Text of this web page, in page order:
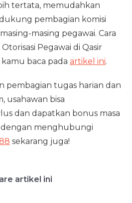
tertata, memudahkan
pembagian komisi
masing pegawai. Cara
Pegawai di Qasir
baca pada artikel ini.
pembagian tugas harian dan
usahawan bisa
dan dapatkan bonus masa
menghubungi
sekarang juga!
artikel ini